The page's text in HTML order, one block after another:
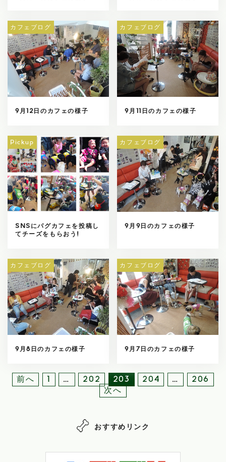
カフェブログ
9月12日のカフェの様子
カフェブログ
9月11日のカフェの様子
Pickup
SNSにパグカフェを投稿し
てチーズをもらおう!
カフェブログ
9月9日のカフェの様子
カフェブログ
9月8日のカフェの様子
カフェブログ
9月7日のカフェの様子
前へ 1 … 202 203 204 …
206
次へ
おすすめリンク